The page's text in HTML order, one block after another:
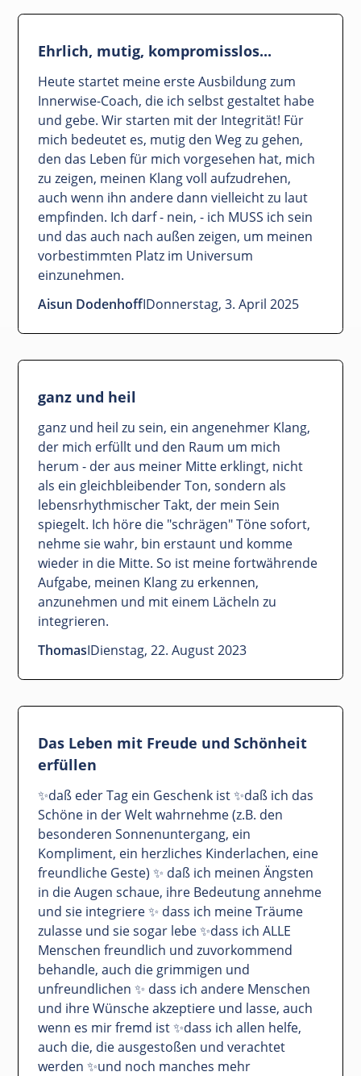
Ehrlich, mutig, kompromisslos...
Heute startet meine erste Ausbildung zum
Innerwise-Coach, die ich selbst gestaltet habe
und gebe. Wir starten mit der Integrität! Für
mich bedeutet es, mutig den Weg zu gehen,
den das Leben für mich vorgesehen hat, mich
zu zeigen, meinen Klang voll aufzudrehen,
auch wenn ihn andere dann vielleicht zu laut
empfinden. Ich darf - nein, - ich MUSS ich sein
und das auch nach außen zeigen, um meinen
vorbestimmten Platz im Universum
einzunehmen.
Aisun DodenhoffIDonnerstag, 3. April 2025
ganz und heil
ganz und heil zu sein, ein angenehmer Klang,
der mich erfüllt und den Raum um mich
herum - der aus meiner Mitte erklingt, nicht
als ein gleichbleibender Ton, sondern als
lebensrhythmischer Takt, der mein Sein
spiegelt. Ich höre die "schrägen" Töne sofort,
nehme sie wahr, bin erstaunt und komme
wieder in die Mitte. So ist meine fortwährende
Aufgabe, meinen Klang zu erkennen,
anzunehmen und mit einem Lächeln zu
integrieren.
ThomasIDienstag, 22. August 2023
Das Leben mit Freude und Schönheit
erfüllen
✨daß eder Tag ein Geschenk ist ✨daß ich das
Schöne in der Welt wahrnehme (z.B. den
besonderen Sonnenuntergang, ein
Kompliment, ein herzliches Kinderlachen, eine
freundliche Geste) ✨ daß ich meinen Ängsten
in die Augen schaue, ihre Bedeutung annehme
und sie integriere ✨ dass ich meine Träume
zulasse und sie sogar lebe ✨dass ich ALLE
Menschen freundlich und zuvorkommend
behandle, auch die grimmigen und
unfreundlichen ✨ dass ich andere Menschen
und ihre Wünsche akzeptiere und lasse, auch
wenn es mir fremd ist ✨dass ich allen helfe,
auch die, die ausgestoßen und verachtet
werden ✨und noch manches mehr